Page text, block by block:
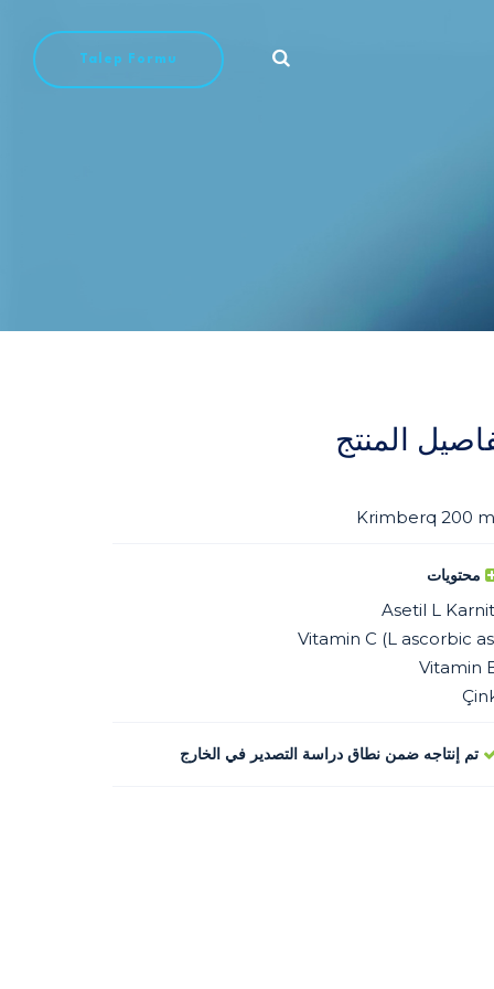
Talep Formu
المنتج
Krimberq 200
محتويات
Asetil L
Vitamin C (L ascorbic
Vitamin
تم إنتاجه ضمن نطاق دراسة التصدير في الخارج